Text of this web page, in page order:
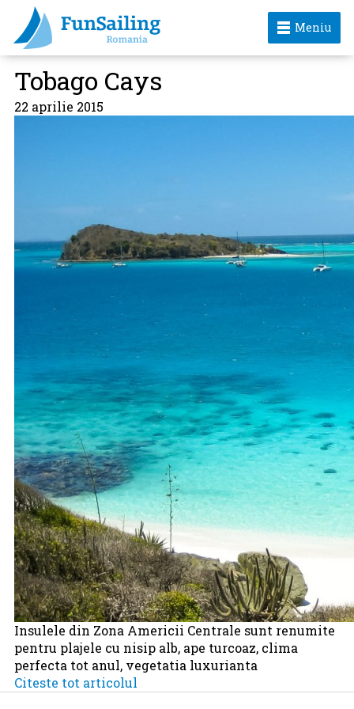
Meniu
Tobago Cays
22 aprilie 2015
Insulele din Zona Americii Centrale sunt renumite
pentru plajele cu nisip alb, ape turcoaz, clima
perfecta tot anul, vegetatia luxurianta
Citeste tot articolul